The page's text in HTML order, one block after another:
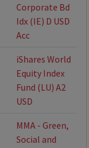
Corporate Bd
Idx (IE) D USD
Acc
iShares World
Equity Index
Fund (LU) A2
USD
MMA - Green,
Social and